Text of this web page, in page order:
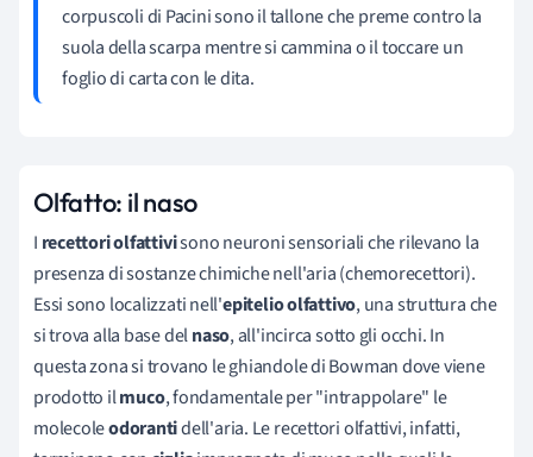
corpuscoli di Pacini sono il tallone che preme contro la
suola della scarpa mentre si cammina o il toccare un
foglio di carta con le dita.
Olfatto: il naso
I recettori olfattivisono neuroni sensoriali che rilevano la
presenza di sostanze chimiche nell'aria (chemorecettori).
Essi sono localizzati nell'epitelio olfattivo, una struttura che
si trova alla base delnaso, all'incirca sotto gli occhi. In
questa zona si trovano le ghiandole di Bowman dove viene
prodotto ilmuco, fondamentale per "intrappolare" le
molecoleodorantidell'aria. Le recettori olfattivi, infatti,